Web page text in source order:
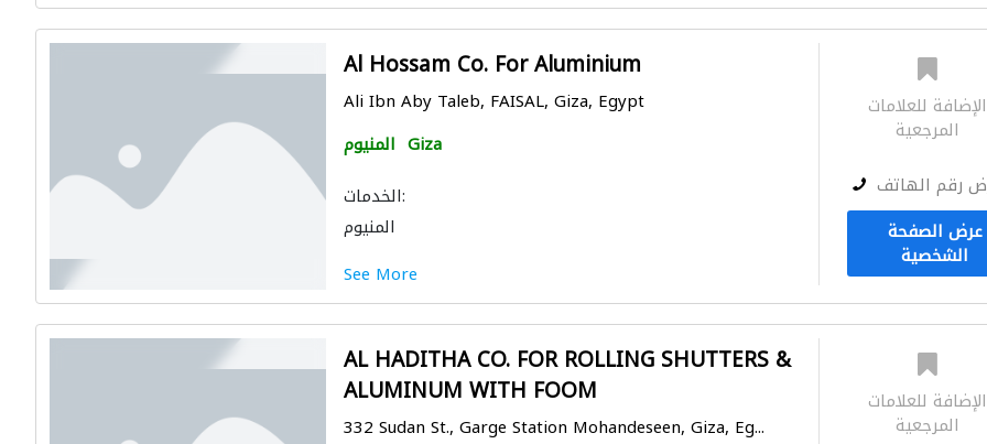
Al Hossam Co. For Aluminium
Ali Ibn Aby Taleb, FAISAL, Giza, Egypt
المنيوم Giza
الخدمات:
المنيوم
See More
الإضافة للعلامات
المرجعية
رقم الهاتف
عرض الصفحة
الشخصية
AL HADITHA CO. FOR ROLLING SHUTTERS &
ALUMINUM WITH FOOM
332 Sudan St., Garge Station Mohandeseen, Giza, Eg...
الإضافة للعلامات
المرجعية